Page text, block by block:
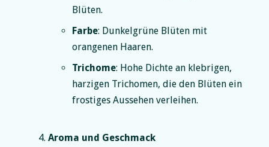
Blüten.
Farbe: Dunkelgrüne Blüten mit
orangenen Haaren.
Trichome: Hohe Dichte an klebrigen,
harzigen Trichomen, die den Blüten ein
frostiges Aussehen verleihen.
Aroma und Geschmack